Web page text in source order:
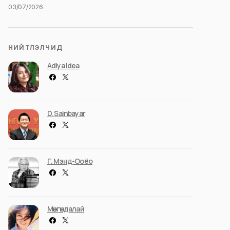
03/07/2026
НИЙТЛЭЛЧИД
Adiya Idea
D. Sainbayar
Г. Мэнд-Ооёо
Мөнгөндалай